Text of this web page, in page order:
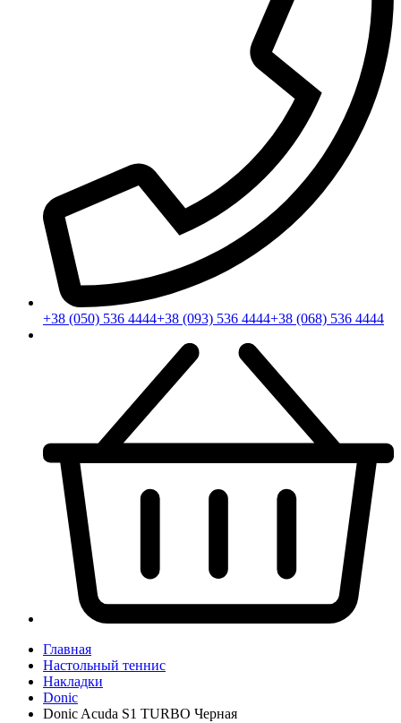
+38 (050) 536 4444+38 (093) 536 4444+38 (068) 536 4444
Главная
Настольный теннис
Накладки
Donic
Donic Acuda S1 TURBO Черная